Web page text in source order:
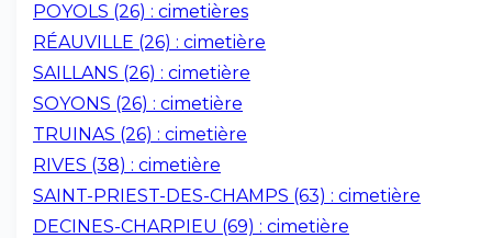
POYOLS (26) : cimetières
RÉAUVILLE (26) : cimetière
SAILLANS (26) : cimetière
SOYONS (26) : cimetière
TRUINAS (26) : cimetière
RIVES (38) : cimetière
SAINT-PRIEST-DES-CHAMPS (63) : cimetière
DECINES-CHARPIEU (69) : cimetière